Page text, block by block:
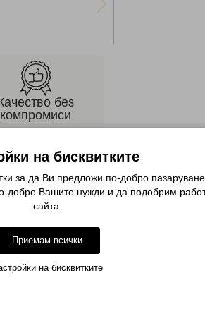
без
компромиси
консултация
Описание
и черна коса.
на бисквитките
за да Ви предложи по-добро
добре Вашите нужди и да подобрим
сайта.
Приемам всички
на бисквитките